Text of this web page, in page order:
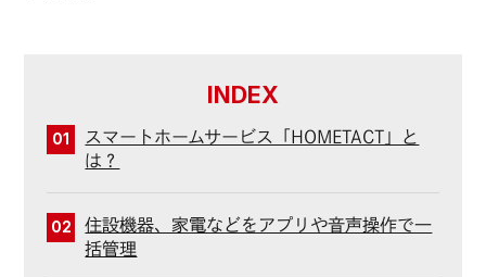
INDEX
01
スマートホームサービス「HOMETACT」と
は？
02
住設機器、家電などをアプリや音声操作で一
括管理